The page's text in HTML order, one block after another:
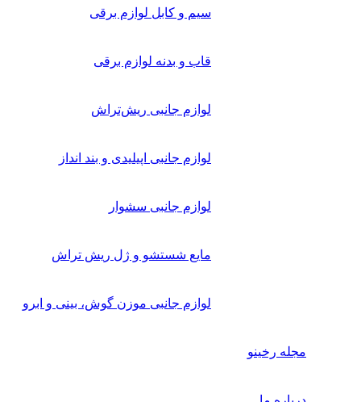
سیم و کابل لوازم برقی
قاب و بدنه لوازم برقی
لوازم جانبی ریش‌تراش
لوازم جانبی اپیلیدی و بند انداز
لوازم جانبی سشوار
مایع شستشو و ژل ریش تراش
لوازم جانبی موزن گوش، بینی و ابرو
مجله رخینو